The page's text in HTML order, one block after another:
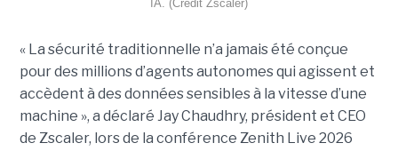
IA. (Crédit Zscaler)
« La sécurité traditionnelle n’a jamais été conçue
pour des millions d’agents autonomes qui agissent et
accèdent à des données sensibles à la vitesse d’une
machine », a déclaré Jay Chaudhry, président et CEO
de Zscaler, lors de la conférence Zenith Live 2026